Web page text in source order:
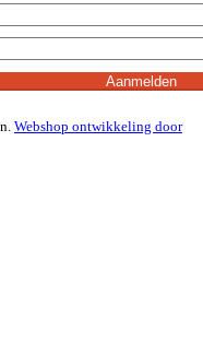
Webshop ontwikkeling door